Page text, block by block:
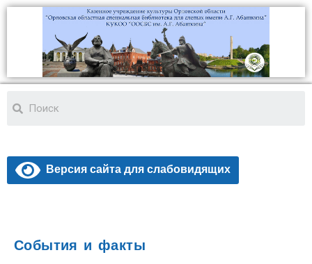
Версия сайта для слабовидящих
События и факты